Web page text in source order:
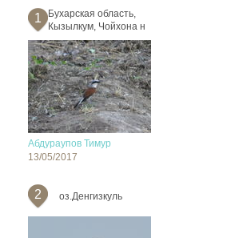
1
Бухарская область,
Кызылкум, Чойхона н
Абдураупов Тимур
13/05/2017
2 оз.Денгизкуль